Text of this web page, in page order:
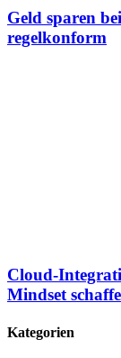
Geld sparen
regelkonform
Cloud-
Mindset
Kategorien